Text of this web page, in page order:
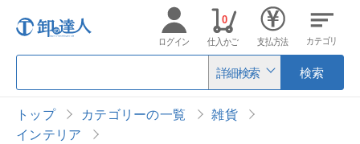
詳細検索 検索
ログイン 仕入かご
0
支払方法 カテゴリ
トップ カテゴリーの一覧
雑貨
インテリア